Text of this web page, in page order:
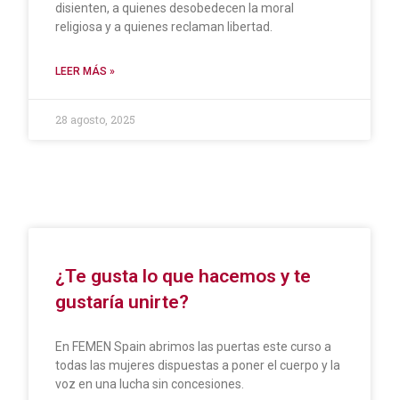
disienten, a quienes desobedecen la moral
religiosa y a quienes reclaman libertad.
LEER MÁS »
28 agosto, 2025
¿Te gusta lo que hacemos y te
gustaría unirte?
En FEMEN Spain abrimos las puertas este curso a
todas las mujeres dispuestas a poner el cuerpo y la
voz en una lucha sin concesiones.